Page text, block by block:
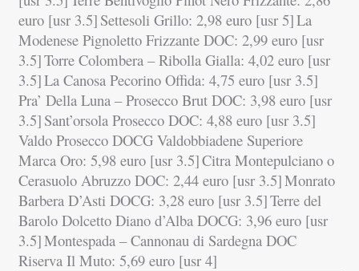
euro [usr 3.5] Settesoli Grillo: 2,98 euro [usr 5]La
Modenese Pignoletto Frizzante DOC: 2,99 euro [usr
3.5]Torre Colombera – Ribolla Gialla: 4,02 euro [usr
3.5]La Canosa Pecorino Offida: 4,75 euro [usr 3.5]
Pra’ Della Luna – Prosecco Brut DOC: 3,98 euro [usr
3.5] Sant’orsola Prosecco DOC: 4,88 euro [usr 3.5]
Valdo Prosecco DOCG Valdobbiadene Superiore
Marca Oro: 5,98 euro [usr 3.5]Citra Montepulciano o
Cerasuolo Abruzzo DOC: 2,44 euro [usr 3.5]Monrato
Barbera D’Asti DOCG: 3,28 euro [usr 3.5]Terre del
Barolo Dolcetto Diano d’Alba DOCG: 3,96 euro [usr
3.5]Montespada – Cannonau di Sardegna DOC
Riserva Il Muto: 5,69 euro [usr 4]